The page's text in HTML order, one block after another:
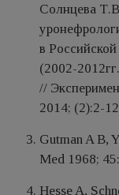
Солнцева
в
(2002-
//
2014; (2):2-12
Gutman A B,
Med 1968;
Hesse A,